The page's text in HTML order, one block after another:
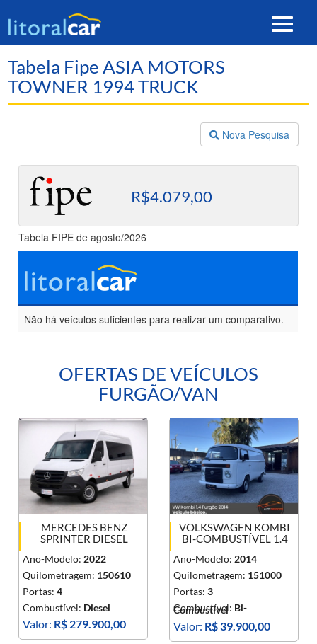
Toggle
Tabela Fipe ASIA MOTORS
TOWNER 1994 TRUCK
Nova Pesquisa
R$4.079,00
Tabela FIPE de agosto/2026
Não há veículos suficientes para realizar um comparativo.
OFERTAS DE VEÍCULOS
FURGÃO/VAN
MERCEDES BENZ
SPRINTER DIESEL
Ano-Modelo: 2022
Quilometragem: 150610
Portas:4
Combustível: Diesel
Valor: R$ 279.900,00
VOLKSWAGEN KOMBI
BI-COMBUSTÍVEL 1.4
Ano-Modelo: 2014
Quilometragem: 151000
Portas:3
Combustível: Bi-
Combustível
Valor: R$ 39.900,00